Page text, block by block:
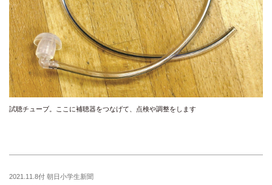
試聴チューブ。ここに補聴器をつなげて、点検や調整をします
2021.11.8付 朝日小学生新聞